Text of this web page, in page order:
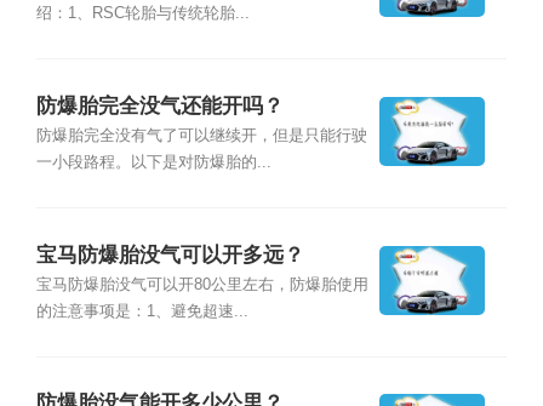
绍：1、RSC轮胎与传统轮胎...
防爆胎完全没气还能开吗？
防爆胎完全没有气了可以继续开，但是只能行驶
一小段路程。以下是对防爆胎的...
宝马防爆胎没气可以开多远？
宝马防爆胎没气可以开80公里左右，防爆胎使用
的注意事项是：1、避免超速...